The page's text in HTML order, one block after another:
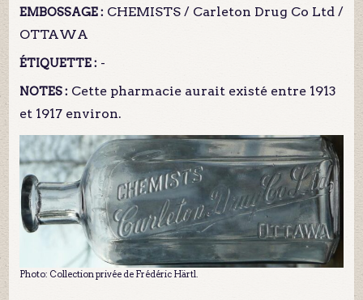
EMBOSSAGE : CHEMISTS / Carleton Drug Co Ltd /
OTTAWA
ÉTIQUETTE : -
NOTES : Cette pharmacie aurait existé entre 1913
et 1917 environ.
Photo: Collection privée de Frédéric Härtl.